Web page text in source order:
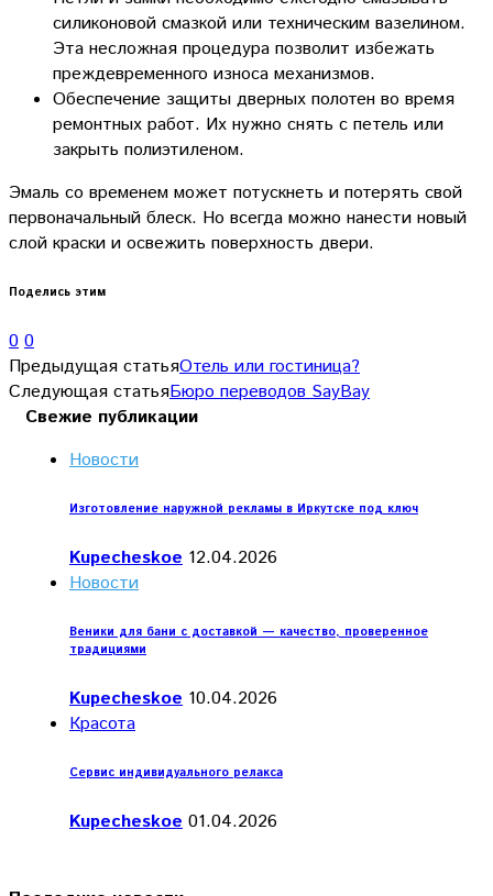
силиконовой смазкой или техническим вазелином.
Эта несложная процедура позволит избежать
преждевременного износа механизмов.
Обеспечение защиты дверных полотен во время
ремонтных работ. Их нужно снять с петель или
закрыть полиэтиленом.
Эмаль со временем может потускнеть и потерять свой
первоначальный блеск. Но всегда можно нанести новый
слой краски и освежить поверхность двери.
Поделись этим
0 0
Предыдущая статьяОтель или гостиница?
Следующая статьяБюро переводов SayBay
Свежие публикации
Новости
Изготовление наружной рекламы в Иркутске под ключ
Kupecheskoe 12.04.2026
Новости
Веники для бани с доставкой — качество, проверенное
традициями
Kupecheskoe 10.04.2026
Красота
Сервис индивидуального релакса
Kupecheskoe 01.04.2026